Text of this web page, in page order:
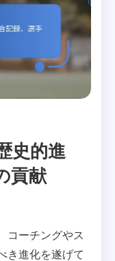
史的進
貢献
コーチングやス
き進化を遂げて